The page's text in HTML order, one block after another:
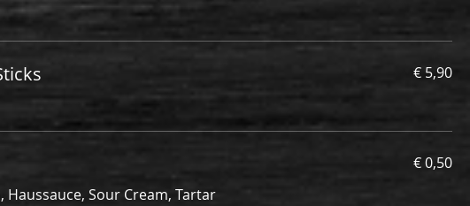
€ 5,90
Haussauce, Sour Cream, Tartar
€ 0,50